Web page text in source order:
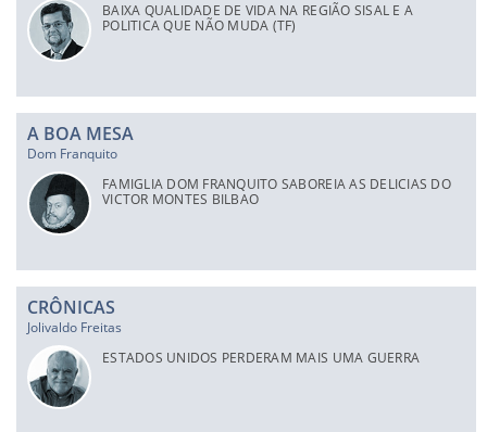
BAIXA QUALIDADE DE VIDA NA REGIÃO SISAL E A
POLITICA QUE NÃO MUDA (TF)
A BOA MESA
Dom Franquito
FAMIGLIA DOM FRANQUITO SABOREIA AS DELICIAS DO
VICTOR MONTES BILBAO
CRÔNICAS
Jolivaldo Freitas
ESTADOS UNIDOS PERDERAM MAIS UMA GUERRA